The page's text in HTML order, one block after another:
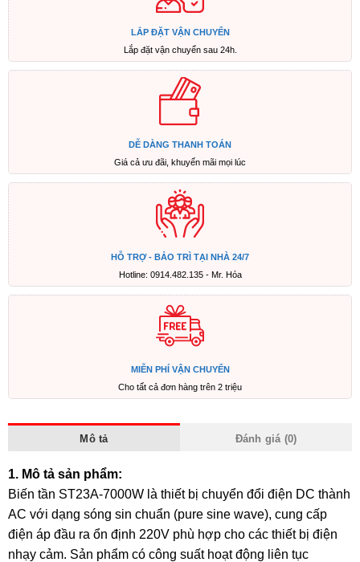
LẮP ĐẶT VẬN CHUYỂN
Lắp đặt vận chuyển sau 24h.
DỄ DÀNG THANH TOÁN
Giá cả ưu đãi, khuyến mãi mọi lúc
HỖ TRỢ - BẢO TRÌ TẠI NHÀ 24/7
Hotline: 0914.482.135 - Mr. Hóa
MIỄN PHÍ VẬN CHUYỂN
Cho tất cả đơn hàng trên 2 triệu
Mô tả Đánh giá (0)
1. Mô tả sản phẩm:
Biến tần ST23A-7000W là thiết bị chuyển đổi điện DC thành
AC với dạng sóng sin chuẩn (pure sine wave), cung cấp
điện áp đầu ra ổn định 220V phù hợp cho các thiết bị điện
nhạy cảm. Sản phẩm có công suất hoạt động liên tục